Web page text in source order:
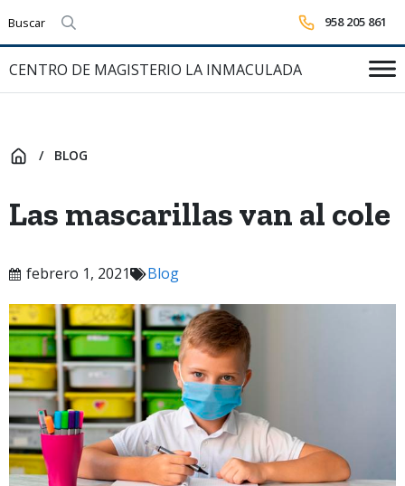
Realizar búsqueda 958 205 861
CENTRO DE MAGISTERIO LA INMACULADA
INICIO
BLOG
Las mascarillas van al cole
febrero 1, 2021 Blog